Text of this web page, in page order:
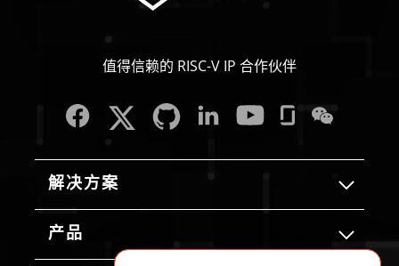
值得信赖的 RISC-V IP 合作伙伴
解决方案
产品